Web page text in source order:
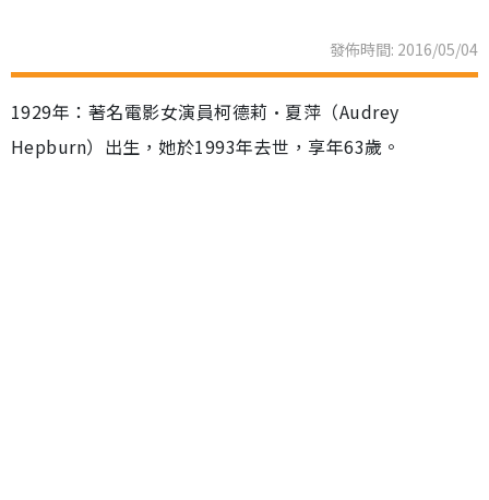
發佈時間: 2016/05/04
1929年：著名電影女演員柯德莉·夏萍（Audrey
Hepburn）出生，她於1993年去世，享年63歲。